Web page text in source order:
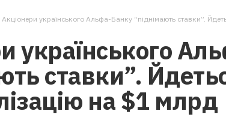
Акціонери українського Альфа-Банку “піднімають ставки”. Йдеться
українського
ставки”.
на $1 млрд